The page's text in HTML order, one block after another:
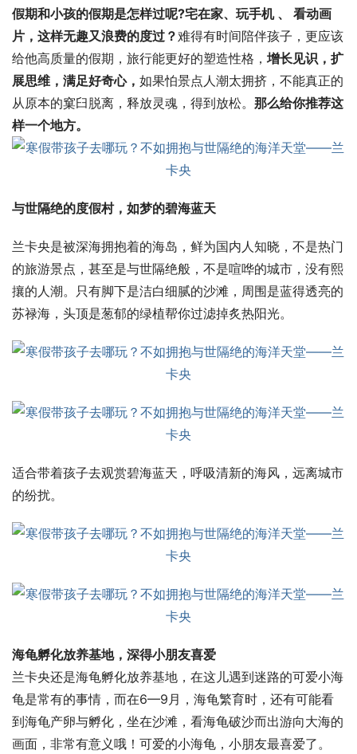
假期和小孩的假期是怎样过呢?宅在家、 玩手机 、 看动画
片，这样无趣又浪费的度过？难得有时间陪伴孩子，更应该
给他高质量的假期，旅行能更好的塑造性格， 增长见识，扩
展思维，满足好奇心， 如果怕景点人潮太拥挤，不能真正的
从原本的窠臼脱离，释放灵魂，得到放松。 那么给你推荐这
样一个地方。
与世隔绝的度假村，如梦的碧海蓝天
兰卡央是被深海拥抱着的海岛，鲜为国内人知晓，不是热门
的旅游景点，甚至是与世隔绝般，不是喧哗的城市，没有熙
攘的人潮。只有脚下是洁白细腻的沙滩，周围是蓝得透亮的
苏禄海，头顶是葱郁的绿植帮你过滤掉炙热阳光。
适合带着孩子去观赏碧海蓝天，呼吸清新的海风，远离城市
的纷扰。
海龟孵化放养基地，深得小朋友喜爱
兰卡央还是海龟孵化放养基地，在这儿遇到迷路的可爱小海
龟是常有的事情，而在6—9月，海龟繁育时，还有可能看
到海龟产卵与孵化，坐在沙滩，看海龟破沙而出游向大海的
画面，非常有意义哦！可爱的小海龟，小朋友最喜爱了。